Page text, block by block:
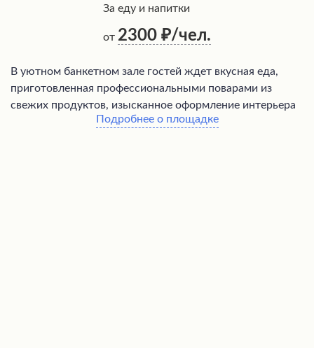
За еду и напитки
от 2300 /чел.
В уютном банкетном зале гостей ждет вкусная еда,
приготовленная профессиональными поварами из
свежих продуктов, изысканное оформление интерьера
и приятная музыкальная атмосфера. Радушный
Подробнее о площадке